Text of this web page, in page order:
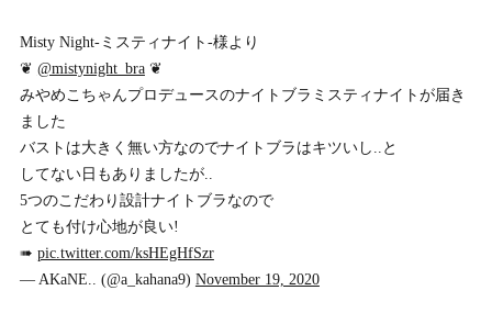
Misty Night-ミスティナイト-様より
❦ @mistynight_bra❦
みやめこちゃんプロデュースのナイトブラミスティナイトが届き
ました
バストは大きく無い方なのでナイトブラはキツいし..と
してない日もありましたが..
5つのこだわり設計ナイトブラなので
とても付け心地が良い!
➠ pic.twitter.com/ksHEgHfSzr
— AKaNE.. (@a_kahana9) November 19, 2020